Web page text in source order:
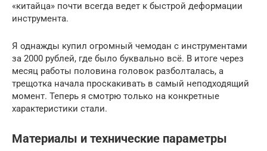
«китайца» почти всегда ведет к быстрой деформации
инструмента.
Я однажды купил огромный чемодан с инструментами
за 2000 рублей, где было буквально всё. В итоге через
месяц работы половина головок разболталась, а
трещотка начала проскакивать в самый неподходящий
момент. Теперь я смотрю только на конкретные
характеристики стали.
Материалы и технические параметры